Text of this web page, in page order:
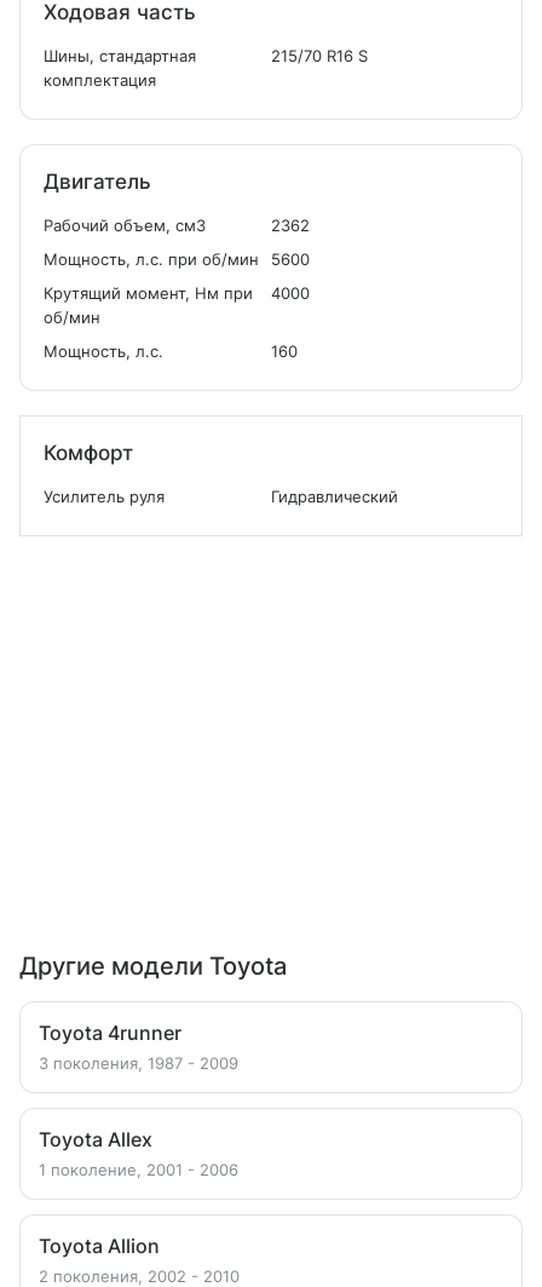
Ходовая часть
Шины, стандартная
комплектация
215/70 R16 S
Двигатель
Рабочий объем, см3
2362
Мощность, л.с. при об/мин
5600
Крутящий момент, Нм при
об/мин
4000
Мощность, л.с. 160
Комфорт
Усилитель руля Гидравлический
Другие модели Toyota
Toyota 4runner
3 поколения, 1987 - 2009
Toyota Allex
1 поколение, 2001 - 2006
Toyota Allion
2 поколения, 2002 - 2010